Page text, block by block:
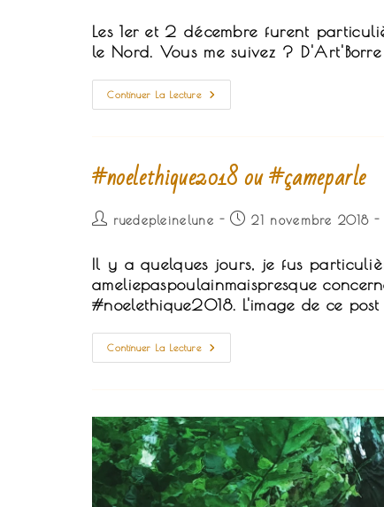
Les 1er et 2 décembre furent
le Nord. Vous me suivez ?
Continuer La LectureWeek-
End
#noelethique2018 ou #çameparle
Auteur/autrice
la
publication :
ruedepleinelune
Publication
21 novembre 2018
Il y a quelques jours, je fus
ameliepaspoulainmaispresque
#noelethique2018. L'image de ce
Continuer La Lecture#noelethique2018
Ou